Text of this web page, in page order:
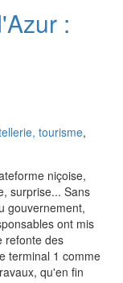
:
tourisme,
niçoise,
surprise... Sans
gouvernement,
ont mis
refonte des
terminal 1 comme
qu'en fin